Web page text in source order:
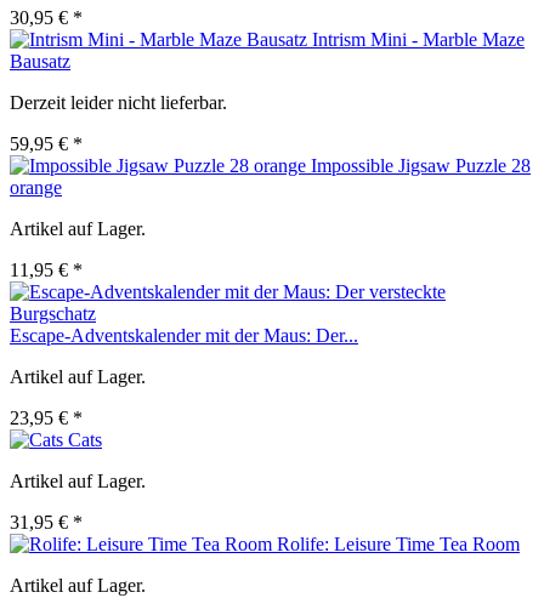
30,95 € *
Intrism Mini - Marble Maze
Bausatz
Derzeit leider nicht lieferbar.
59,95 € *
Impossible Jigsaw Puzzle 28
orange
Artikel auf Lager.
11,95 € *
Escape-Adventskalender mit der Maus: Der...
Artikel auf Lager.
23,95 € *
Cats
Artikel auf Lager.
31,95 € *
Rolife: Leisure Time Tea Room
Artikel auf Lager.